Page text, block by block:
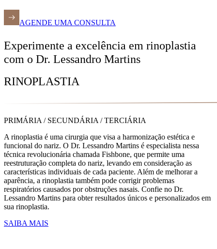
AGENDE UMA CONSULTA
Experimente a excelência em rinoplastia
com o Dr. Lessandro Martins
RINOPLASTIA
PRIMÁRIA / SECUNDÁRIA / TERCIÁRIA
A rinoplastia é uma cirurgia que visa a harmonização estética e
funcional do nariz. O Dr. Lessandro Martins é especialista nessa
técnica revolucionária chamada Fishbone, que permite uma
reestruturação completa do nariz, levando em consideração as
características individuais de cada paciente. Além de melhorar a
aparência, a rinoplastia também pode corrigir problemas
respiratórios causados por obstruções nasais. Confie no Dr.
Lessandro Martins para obter resultados únicos e personalizados em
sua rinoplastia.
SAIBA MAIS